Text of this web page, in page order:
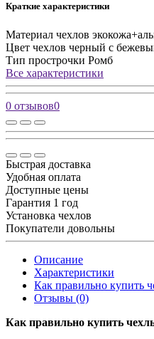
Краткие характеристики
Материал чехлов
Цвет чехлов черный с
Тип прострочки Ромб
Все характеристики
0 отзывов0
Быстрая доставка
Удобная оплата
Доступные цены
Гарантия 1 год
Установка чехлов
Покупатели довольны
Описание
Характеристики
Как правильно купить
Отзывы (0)
Как правильно купить